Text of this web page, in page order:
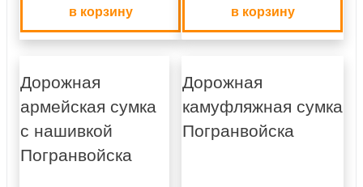
в корзину в корзину
Дорожная
армейская сумка
с нашивкой
Погранвойска
Дорожная
камуфляжная сумка
Погранвойска